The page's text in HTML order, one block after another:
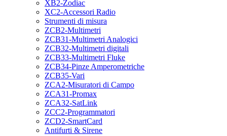
XB2-Zodiac
XC2-Accessori Radio
Strumenti di misura
ZCB2-Multimetri
ZCB31-Multimetri Analogici
ZCB32-Multimetri digitali
ZCB33-Multimetri Fluke
ZCB34-Pinze Amperometriche
ZCB35-Vari
ZCA2-Misuratori di Campo
ZCA31-Promax
ZCA32-SatLink
ZCC2-Programmatori
ZCD2-SmartCard
Antifurti & Sirene